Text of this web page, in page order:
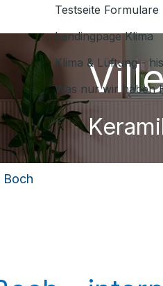
Testseite Formulare
Landingpage Klima
Klima & Lüftung -
Was nur wir haben
Boch